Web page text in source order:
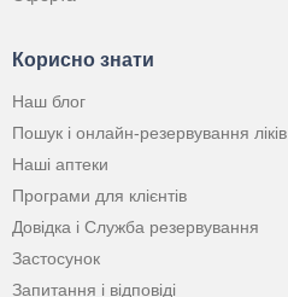
Корисно знати
Наш блог
Пошук і онлайн-резервування ліків
Наші аптеки
Програми для клієнтів
Довідка і Служба резервування
Застосунок
Запитання і відповіді